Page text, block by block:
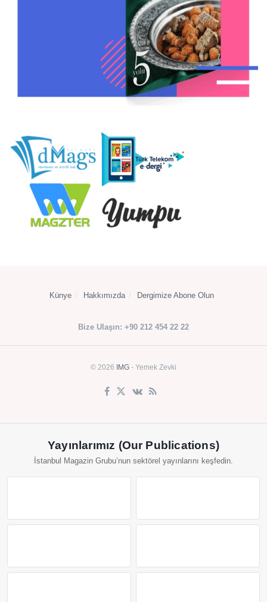
Künye Hakkımızda Dergimize Abone Olun
Bize Ulaşın: +90 212 454 22 22
© 2026 IMG - Yemek Zevki
Yayınlarımız (Our Publications)
İstanbul Magazin Grubu’nun sektörel yayınlarını keşfedin.